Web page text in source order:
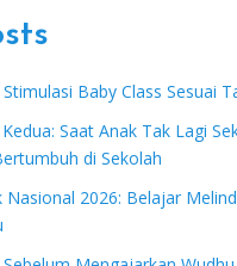
Baby Class Sesuai
Saat Anak Tak Lagi
di Sekolah
Nasional 2026: Belajar